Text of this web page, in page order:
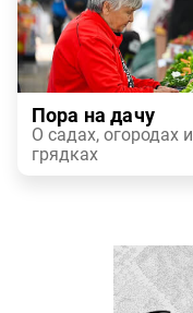
Пора на дачу
О садах, огородах
грядках